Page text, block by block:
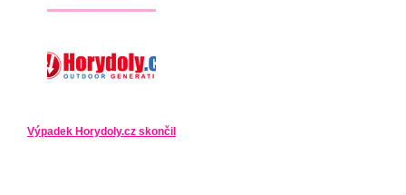
Výpadek Horydoly.cz skončil